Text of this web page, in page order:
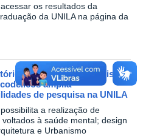
os resultados da
da UNILA na página da
de Psicoterapia Assistida
amplia
de pesquisa na UNILA
a realização de
voltados à saúde mental; design
e Urbanismo